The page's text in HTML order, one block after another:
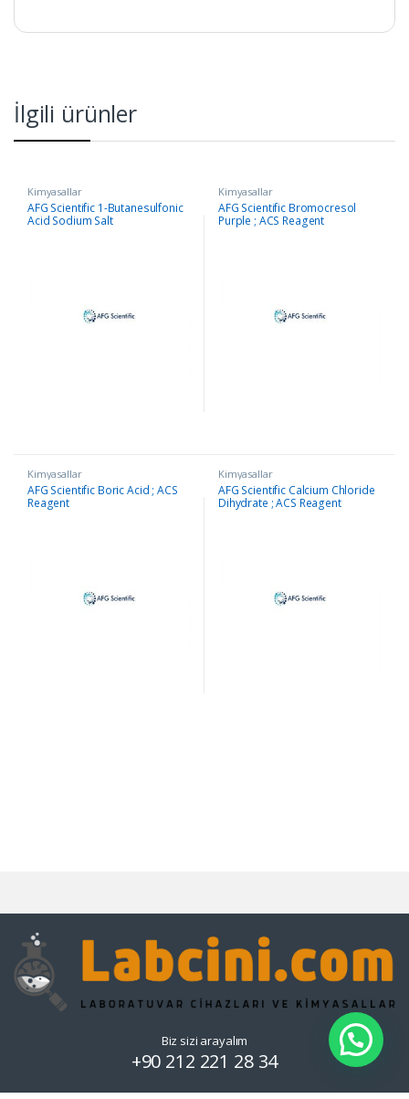
İlgili ürünler
Kimyasallar
AFG Scientific 1-Butanesulfonic
Acid Sodium Salt
Kimyasallar
AFG Scientific Bromocresol
Purple ; ACS Reagent
Kimyasallar
AFG Scientific Boric Acid ; ACS
Reagent
Kimyasallar
AFG Scientific Calcium Chloride
Dihydrate ; ACS Reagent
Biz sizi arayalım
+90 212 221 28 34